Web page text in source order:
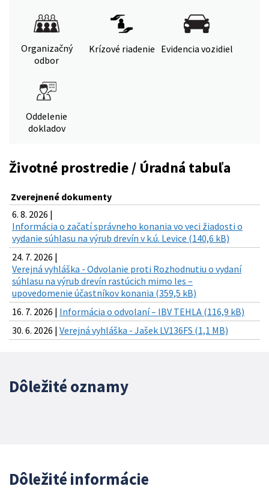
Organizačný
odbor
Krízové riadenie Evidencia vozidiel
Oddelenie
dokladov
Životné prostredie / Úradná tabuľa
Zverejnené dokumenty
6. 8. 2026 |
Informácia o začatí správneho konania vo veci žiadosti o
vydanie súhlasu na výrub drevín v k.ú. Levice (140,6 kB)
24. 7. 2026 |
Verejná vyhláška - Odvolanie proti Rozhodnutiu o vydaní
súhlasu na výrub drevín rastúcich mimo les –
upovedomenie účastníkov konania (359,5 kB)
16. 7. 2026 | Informácia o odvolaní – IBV TEHLA (116,9 kB)
30. 6. 2026 | Verejná vyhláška - Jašek LV136FS (1,1 MB)
Dôležité oznamy
Dôležité informácie